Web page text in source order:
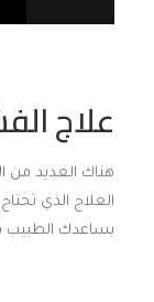
علاج
هناك العديد من
العلاج الذي
يساعدك الطبيب